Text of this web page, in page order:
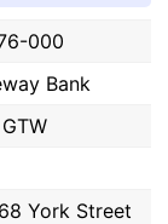
000
Bank
GTW
York Street